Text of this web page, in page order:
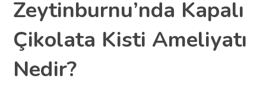
Zeytinburnu’nda Kapalı
Çikolata Kisti Ameliyatı
Nedir?